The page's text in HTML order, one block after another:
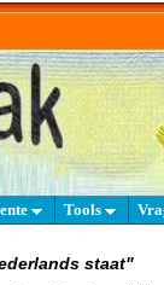
Tools
staat"